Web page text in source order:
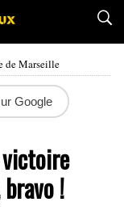
de Marseille
Google
!